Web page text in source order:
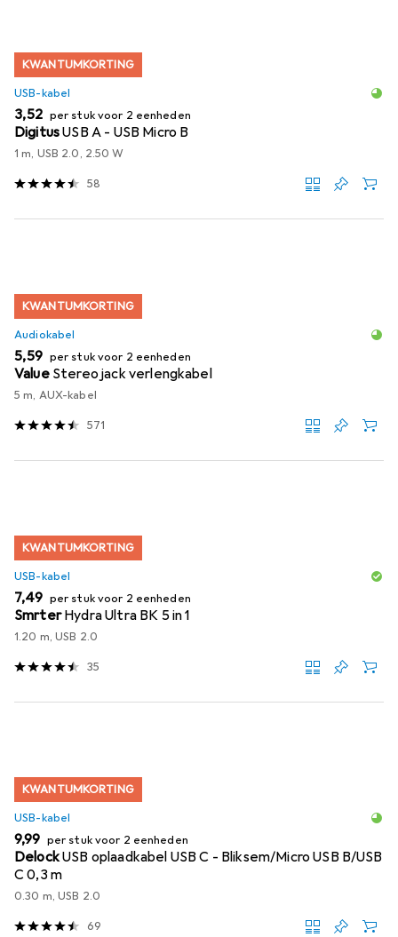
KWANTUMKORTING
USB-kabel
EUR
3,52 per stuk voor 2 eenheden
DigitusUSB A - USB Micro B
1 m, USB 2.0, 2.50 W
58
KWANTUMKORTING
Audiokabel
EUR
5,59 per stuk voor 2 eenheden
Value Stereo jack verlengkabel
5 m, AUX-kabel
571
KWANTUMKORTING
USB-kabel
EUR
7,49 per stuk voor 2 eenheden
Smrter Hydra Ultra BK 5 in 1
1.20 m, USB 2.0
35
KWANTUMKORTING
USB-kabel
EUR
9,99 per stuk voor 2 eenheden
DelockUSB oplaadkabel USB C - Bliksem/Micro USB B/USB
C 0,3 m
0.30 m, USB 2.0
69